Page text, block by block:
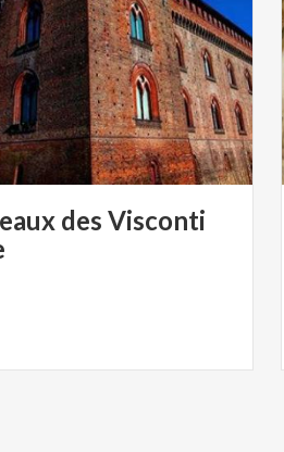
des Visconti